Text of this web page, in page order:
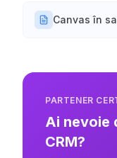
Canvas în
PARTENER
Ai nevoie
CRM?